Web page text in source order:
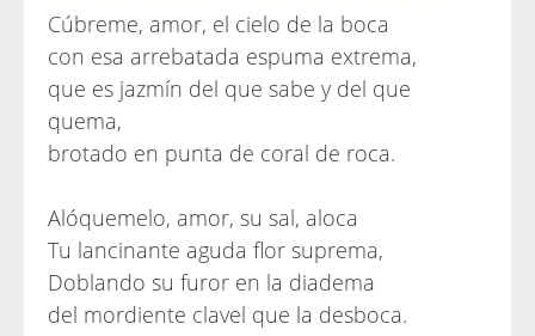
Cúbreme, amor, el cielo de la boca
con esa arrebatada espuma extrema,
que es jazmín del que sabe y del que
quema,
brotado en punta de coral de roca.
Alóquemelo, amor, su sal, aloca
Tu lancinante aguda flor suprema,
Doblando su furor en la diadema
del mordiente clavel que la desboca.